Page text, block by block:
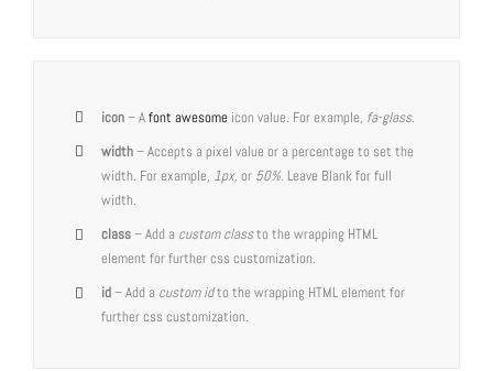
icon– Afont awesome icon value. For example, fa-glass.
width– Accepts a pixel value or a percentage to set the
width. For example, 1px,or 50%. Leave Blank for full
width.
class– Add a custom classto the wrapping HTML
element for further css customization.
id– Add a custom idto the wrapping HTML element for
further css customization.